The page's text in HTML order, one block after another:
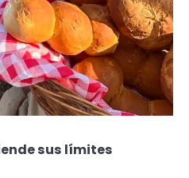
sus límites